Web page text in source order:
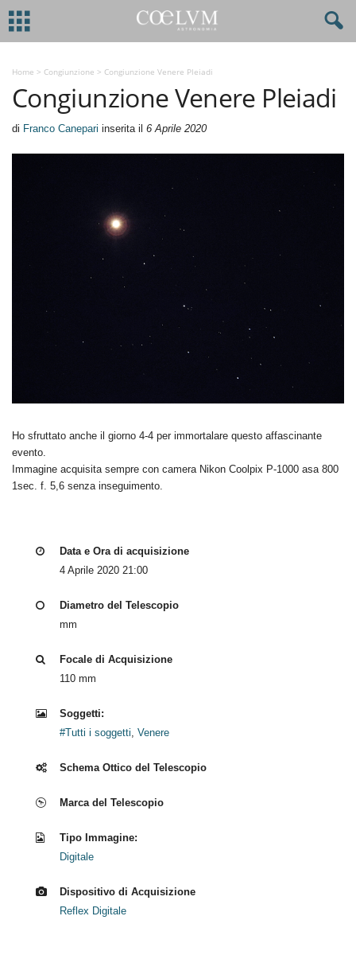
Home > Congiunzione > Congiunzione Venere Pleiadi
Congiunzione Venere Pleiadi
di Franco Canepari inserita il 6 Aprile 2020
Ho sfruttato anche il giorno 4-4 per immortalare questo affascinante
evento.
Immagine acquisita sempre con camera Nikon Coolpix P-1000 asa 800
1sec. f. 5,6 senza inseguimento.
Data e Ora di acquisizione
4 Aprile 2020 21:00
Diametro del Telescopio
mm
Focale di Acquisizione
110 mm
Soggetti:
#Tutti i soggetti Venere
Schema Ottico del Telescopio
Marca del Telescopio
Tipo Immagine:
Digitale
Dispositivo di Acquisizione
Reflex Digitale